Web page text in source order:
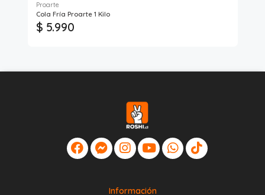
Proarte
Cola Fría Proarte 1 Kilo
$ 5.990
Información